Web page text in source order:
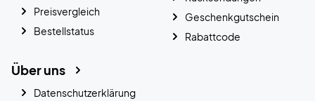
Preisvergleich
Bestellstatus
Geschenkgutschein
Rabattcode
Über uns
Datenschutzerklärung